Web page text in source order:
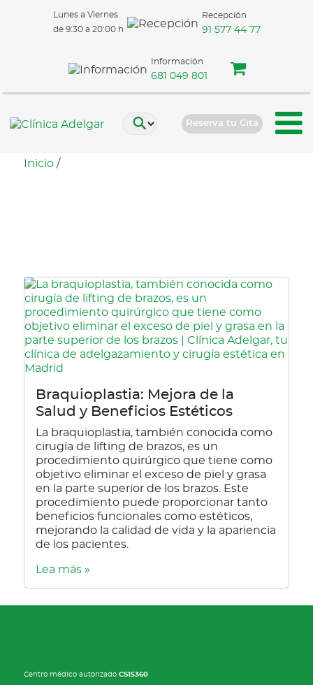
Lunes a Viernes
de 9:30 a 20:00 h
Recepción
91 577 44 77
Información
681 049 801
Reserva tu Cita
Inicio /
Braquioplastia: Mejora de la
Salud y Beneficios Estéticos
La braquioplastia, también conocida como
cirugía de lifting de brazos, es un
procedimiento quirúrgico que tiene como
objetivo eliminar el exceso de piel y grasa
en la parte superior de los brazos. Este
procedimiento puede proporcionar tanto
beneficios funcionales como estéticos,
mejorando la calidad de vida y la apariencia
de los pacientes.
Lea más »
Centro médico autorizadoCS15360